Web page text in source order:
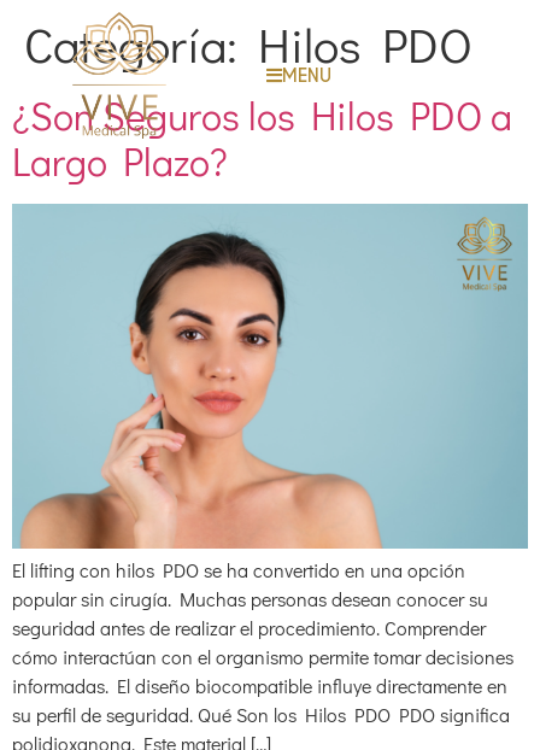
MENU
Categoría: Hilos PDO
¿Son Seguros los Hilos PDO a
Largo Plazo?
El lifting con hilos PDO se ha convertido en una opción
popular sin cirugía. Muchas personas desean conocer su
seguridad antes de realizar el procedimiento. Comprender
cómo interactúan con el organismo permite tomar decisiones
informadas. El diseño biocompatible influye directamente en
su perfil de seguridad. Qué Son los Hilos PDO PDO significa
polidioxanona. Este material […]